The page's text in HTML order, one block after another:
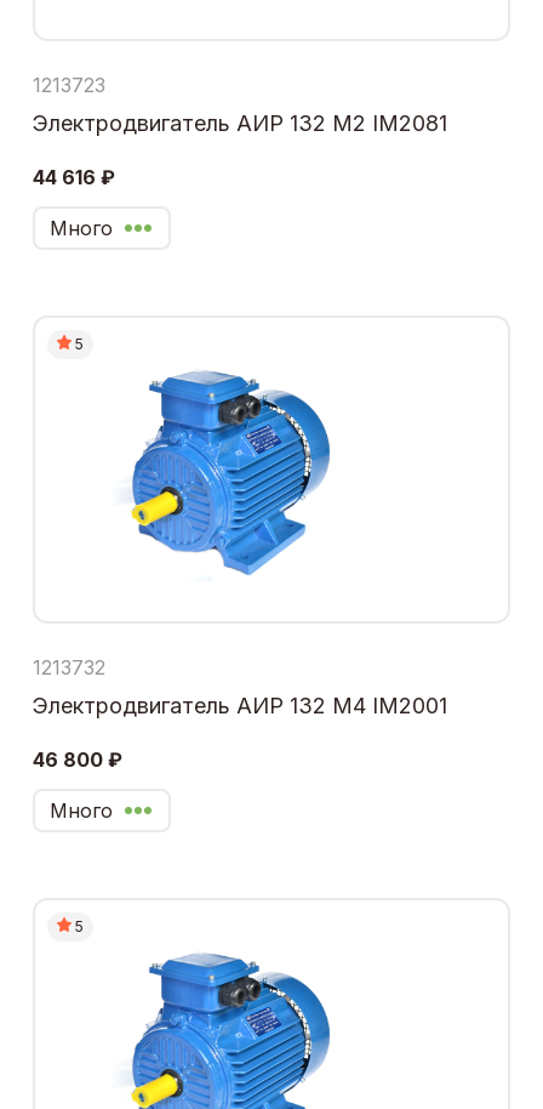
1213723
Электродвигатель АИР 132 М2 IM2081
44 616 ₽
Много
5
1213732
Электродвигатель АИР 132 М4 IM2001
46 800 ₽
Много
5